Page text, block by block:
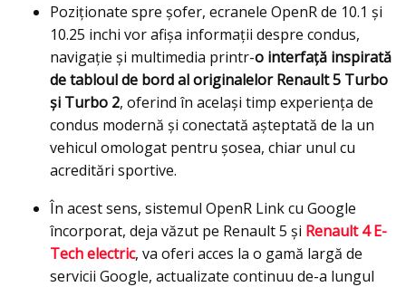
Poziționate spre șofer, ecranele OpenR de 10.1 și
10.25 inchi vor afișa informații despre condus,
navigație și multimedia printr-o interfață inspirată
de tabloul de bord al originalelor Renault 5 Turbo
și Turbo 2, oferind în același timp experiența de
condus modernă și conectată așteptată de la un
vehicul omologat pentru șosea, chiar unul cu
acreditări sportive.
În acest sens, sistemul OpenR Link cu Google
încorporat, deja văzut pe Renault 5 și Renault 4 E-
Tech electric, va oferi acces la o gamă largă de
servicii Google, actualizate continuu de-a lungul